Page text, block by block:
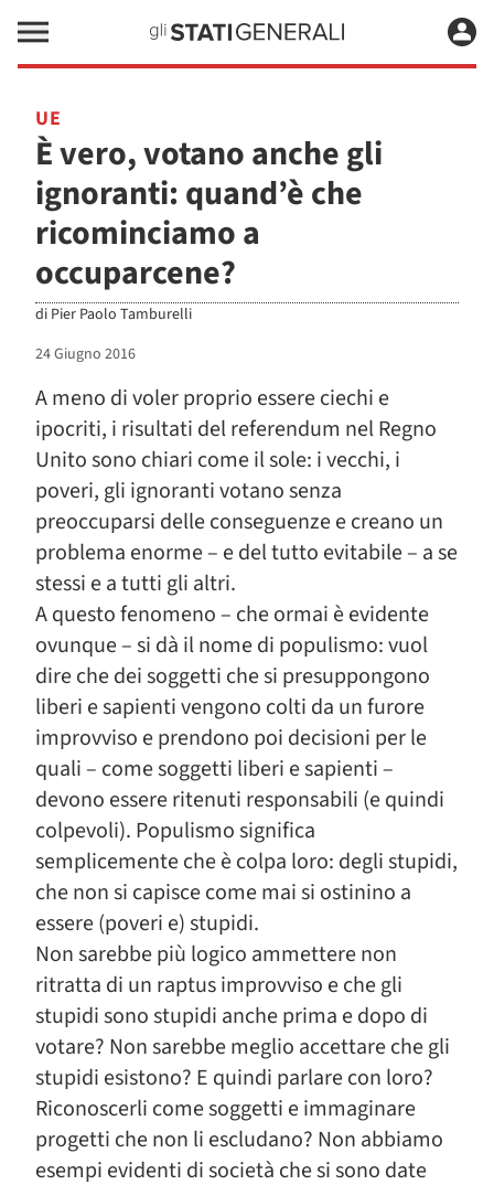
UE
È vero, votano anche gli
ignoranti: quand’è che
ricominciamo a
occuparcene?
di Pier Paolo Tamburelli
24 Giugno 2016
A meno di voler proprio essere ciechi e
ipocriti, i risultati del referendum nel Regno
Unito sono chiari come il sole: i vecchi, i
poveri, gli ignoranti votano senza
preoccuparsi delle conseguenze e creano un
problema enorme – e del tutto evitabile – a se
stessi e a tutti gli altri.
A questo fenomeno – che ormai è evidente
ovunque – si dà il nome di populismo: vuol
dire che dei soggetti che si presuppongono
liberi e sapienti vengono colti da un furore
improvviso e prendono poi decisioni per le
quali – come soggetti liberi e sapienti –
devono essere ritenuti responsabili (e quindi
colpevoli). Populismo significa
semplicemente che è colpa loro: degli stupidi,
che non si capisce come mai si ostinino a
essere (poveri e) stupidi.
Non sarebbe più logico ammettere non
ritratta di un raptus improvviso e che gli
stupidi sono stupidi anche prima e dopo di
votare? Non sarebbe meglio accettare che gli
stupidi esistono? E quindi parlare con loro?
Riconoscerli come soggetti e immaginare
progetti che non li escludano? Non abbiamo
esempi evidenti di società che si sono date